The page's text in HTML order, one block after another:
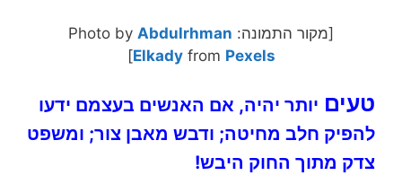
[מקור התמונה: Photo by Abdulrhman
Elkadyfrom Pexels
]
טעים יותר יהיה, אם האנשים בעצמם ידעו
להפיק חלב מחיטה; ודבש מאבן צור; ומשפט
צדק מתוך החוק היבש!